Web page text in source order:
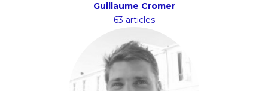
Guillaume Cromer
63 articles